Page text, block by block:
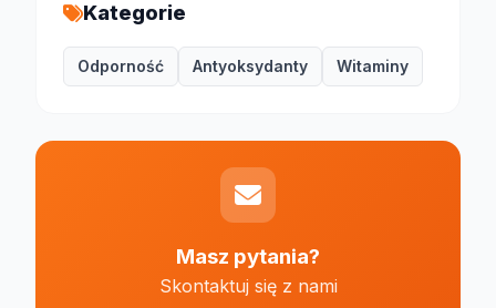
Kategorie
Odporność Antyoksydanty Witaminy
Masz pytania?
Skontaktuj się z nami